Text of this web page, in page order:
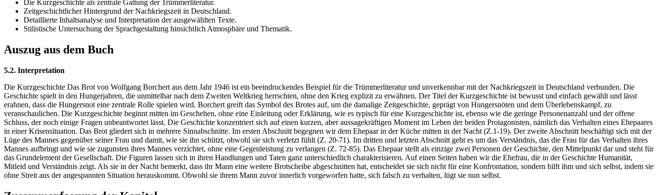
Die Kurzgeschichte als zentrale Gattung der Trümmerliteratur.
Zeitgeschichtlicher Hintergrund der Nachkriegszeit in Deutschland.
Detaillierte Inhaltsanalyse und Interpretation der ausgewählten Texte.
Stilistische Untersuchung der Sprachgestaltung hinsichtlich Atmosphäre und Thematik.
Auszug aus dem Buch
5.2. Interpretation
Die Kurzgeschichte Das Brot von Wolfgang Borchert aus dem Jahr 1946 ist ein beeindruckendes Beispiel für die Trümmerliteratur und unverkennbar mit der Nachkriegszeit in Deutschland verbunden. Die
Geschichte spielt in den Hungerjahren, die unmittelbar nach dem Zweiten Weltkrieg herrschten, ohne den Krieg explizit zu erwähnen. Der Titel der Kurzgeschichte ist bewusst und einfach gewählt und lässt
erahnen, dass die Hungersnot eine zentrale Rolle spielen wird. Borchert greift das Symbol des Brotes auf, um die damalige Zeitgeschichte, geprägt von Hungersnöten und dem Überlebenskampf, zu
veranschaulichen. Die Kurzgeschichte beginnt mitten im Geschehen, ohne eine Einleitung oder Erklärung, wie es typisch für eine Kurzgeschichte ist, ebenso wie die geringe Personenanzahl und der offene
Schluss, der noch einige Fragen unbeantwortet lässt. Die Geschichte konzentriert sich auf einen kurzen, aber aussagekräftigen Moment im Leben der beiden Protagonisten, nämlich das Verhalten eines Ehepaares
in einer Krisensituation. Das Brot gliedert sich in mehrere Sinnabschnitte. Im ersten Abschnitt begegnen wir dem Ehepaar in der Küche mitten in der Nacht (Z.1-19). Der zweite Abschnitt beschäftigt sich mit der
Lüge des Mannes gegenüber seiner Frau und damit, wie sie ihn schützt, obwohl sie sich verletzt fühlt (Z. 20-71). Im dritten und letzten Abschnitt geht es um das Verständnis, das die Frau für das Verhalten ihres
Mannes aufbringt und wie sie zugunsten ihres Mannes verzichtet, ohne eine Gegenleistung zu verlangen (Z. 72-85). Das Ehepaar stellt als einzige zwei Personen der Geschichte, den Mittelpunkt dar und steht für
das Grundelement der Gesellschaft. Die Figuren lassen sich in ihren Handlungen und Taten ganz unterschiedlich charakterisieren. Auf einen Seiten haben wir die Ehefrau, die in der Geschichte Humanität,
Mitleid und Verständnis zeigt. Als sie in der Nacht bemerkt, dass ihr Mann eine weitere Brotscheibe abgeschnitten hat, entscheidet sie sich nicht für eine Konfrontation, sondern hilft ihm und sich selbst, indem sie
ohne Streit aus der angespannten Situation herauskommt. Obwohl sie ihrem Mann zuvor innerlich vorgeworfen hatte, sich falsch zu verhalten, lügt sie nun selbst.